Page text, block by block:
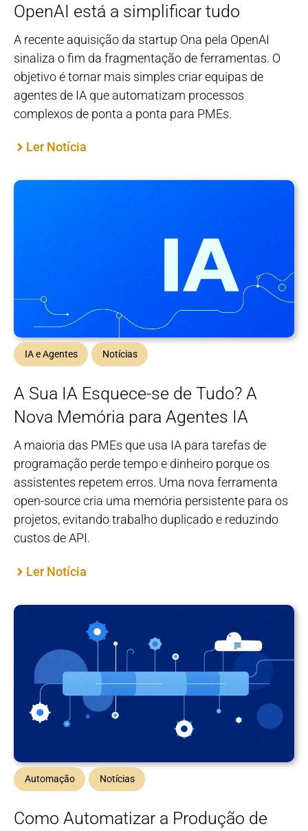
OpenAI está a simplificar tudo
A recente aquisição da startup Ona pela OpenAI
sinaliza o fim da fragmentação de ferramentas. O
objetivo é tornar mais simples criar equipas de
agentes de IA que automatizam processos
complexos de ponta a ponta para PMEs.
Ler Notícia
IA e Agentes Notícias
A Sua IA Esquece-se de Tudo? A
Nova Memória para Agentes IA
A maioria das PMEs que usa IA para tarefas de
programação perde tempo e dinheiro porque os
assistentes repetem erros. Uma nova ferramenta
open-source cria uma memória persistente para os
projetos, evitando trabalho duplicado e reduzindo
custos de API.
Ler Notícia
Automação Notícias
Como Automatizar a Produção de